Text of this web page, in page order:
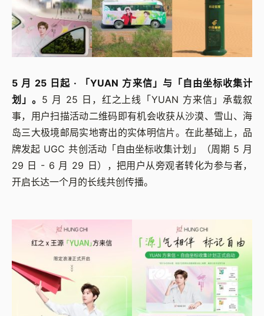
5 月 25 日起 · 「YUAN 方来信」与「自由坐标收集计
划」。 5 月 25 日，红之上线「YUAN 方来信」承载叙
事，用户扫描活动二维码即有机会收获从沙漠、雪山、海
岛三大极境邮局实地寄出的实体明信片。在此基础上，品
牌发起 UGC 共创活动「自由坐标收集计划」（周期 5 月
29 日 - 6 月 29 日），把用户从旁观者转化为参与者，
开启长达一个月的长线共创传播。